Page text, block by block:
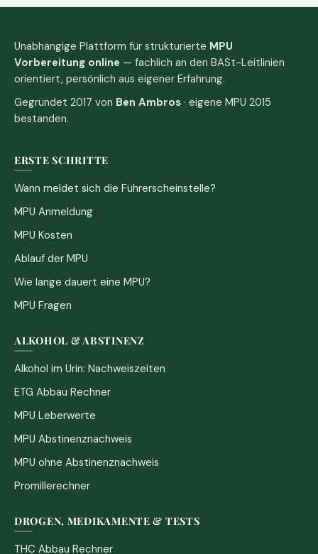
Unabhängige Plattform für strukturierte MPU
Vorbereitung online — fachlich an den BASt-Leitlinien
orientiert, persönlich aus eigener Erfahrung.
Gegründet 2017 von Ben Ambros · eigene MPU 2015
bestanden.
ERSTE SCHRITTE
Wann meldet sich die Führerscheinstelle?
MPU Anmeldung
MPU Kosten
Ablauf der MPU
Wie lange dauert eine MPU?
MPU Fragen
ALKOHOL & ABSTINENZ
Alkohol im Urin: Nachweiszeiten
ETG Abbau Rechner
MPU Leberwerte
MPU Abstinenznachweis
MPU ohne Abstinenznachweis
Promillerechner
DROGEN, MEDIKAMENTE & TESTS
THC Abbau Rechner